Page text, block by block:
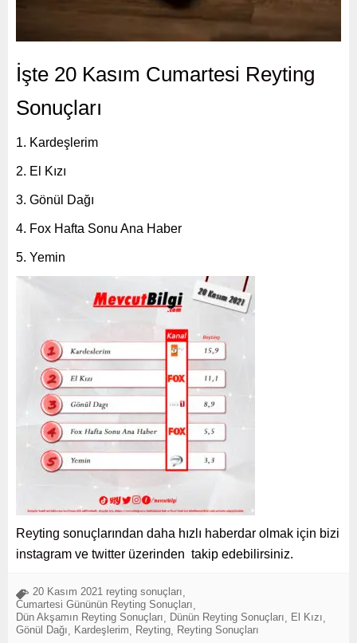
İşte 20 Kasım Cumartesi Reyting
Sonuçları
Kardeşlerim
El Kızı
Gönül Dağı
Fox Hafta Sonu Ana Haber
Yemin
Reyting sonuçlarından daha hızlı haberdar olmak için bizi
instagram ve twitter üzerinden takip edebilirsiniz.
20 Kasım 2021 reyting sonuçları
Cumartesi Gününün Reyting Sonuçları
Dün Akşamın Reyting Sonuçları
Dünün Reyting Sonuçları El Kızı
Gönül Dağı
Kardeşlerim Reyting Reyting Sonuçları